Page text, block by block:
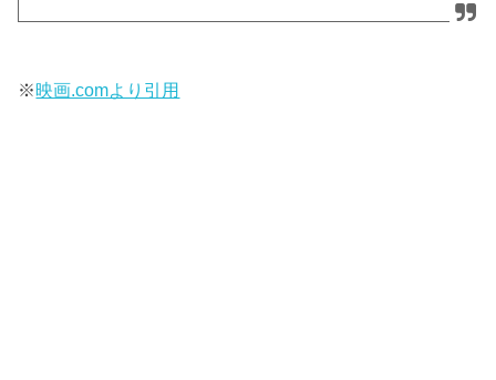
※映画.comより引用